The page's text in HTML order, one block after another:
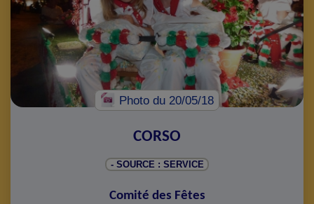
Photo du 20/05/18
CORSO
- SOURCE : SERVICE
Comité des Fêtes